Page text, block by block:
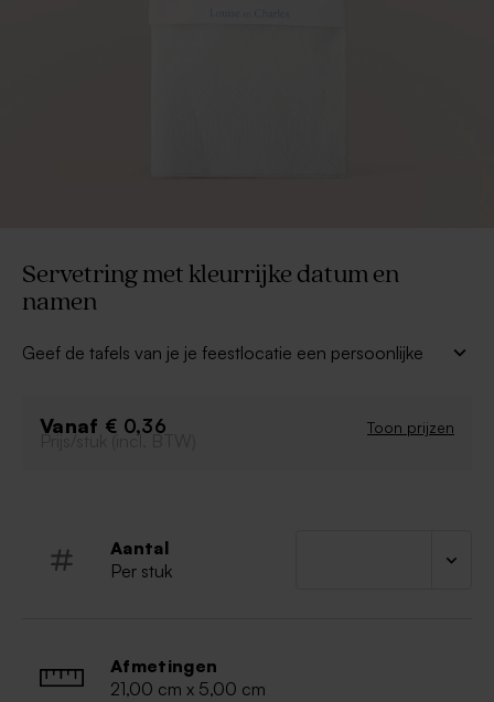
Servetring met kleurrijke datum en
namen
Geef de tafels van je je feestlocatie een persoonlijke
jullie namen en trouwdatum, perfect voor een
Perfect voor jullie trouwdag
Vanaf € 0,36 Toon prijzen
Prijs/stuk (incl. BTW)
Aantal
Per stuk
Afmetingen
21,00 cm x 5,00 cm